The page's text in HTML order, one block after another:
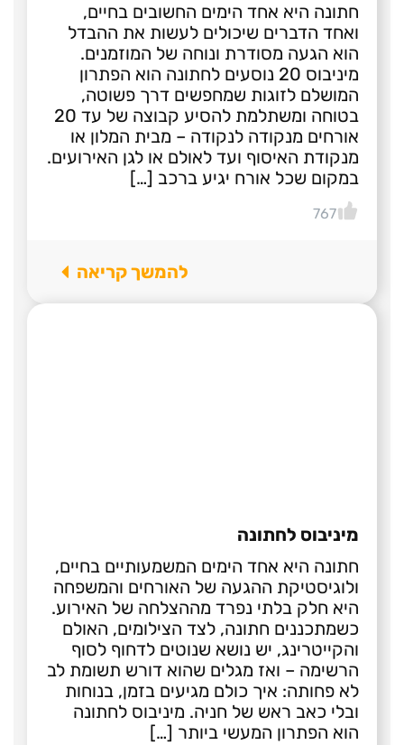
חתונה היא אחד הימים החשובים בחיים,
ואחד הדברים שיכולים לעשות את ההבדל
הוא הגעה מסודרת ונוחה של המוזמנים.
מיניבוס 20 נוסעים לחתונה הוא הפתרון
המושלם לזוגות שמחפשים דרך פשוטה,
בטוחה ומשתלמת להסיע קבוצה של עד 20
אורחים מנקודה לנקודה – מבית המלון או
מנקודת האיסוף ועד לאולם או לגן האירועים.
במקום שכל אורח יגיע ברכב […]
767
להמשך קריאה
מיניבוס לחתונה
חתונה היא אחד הימים המשמעותיים בחיים,
ולוגיסטיקת ההגעה של האורחים והמשפחה
היא חלק בלתי נפרד מההצלחה של האירוע.
כשמתכננים חתונה, לצד הצילומים, האולם
והקייטרינג, יש נושא שנוטים לדחוף לסוף
הרשימה – ואז מגלים שהוא דורש תשומת לב
לא פחותה: איך כולם מגיעים בזמן, בנוחות
ובלי כאב ראש של חניה. מיניבוס לחתונה
הוא הפתרון המעשי ביותר […]